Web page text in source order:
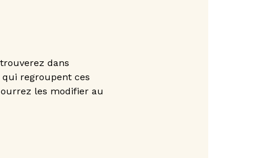
dans
regroupent ces
les modifier au